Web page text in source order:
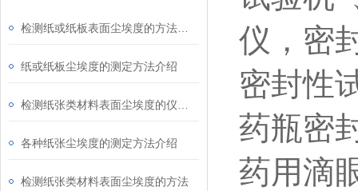
纸或纸板尘埃度的测定方法介绍
各种纸张尘埃度的测定方法介绍
检测纸张类材料表面尘埃度的方法
仪，密
密封性
药瓶密
药用滴